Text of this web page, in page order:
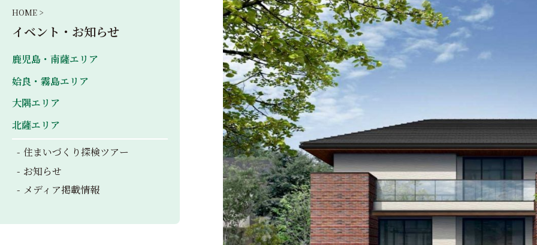
HOME >
イベント・お知らせ
鹿児島・南薩エリア
姶良・霧島エリア
大隅エリア
北薩エリア
住まいづくり探検ツアー
お知らせ
メディア掲載情報